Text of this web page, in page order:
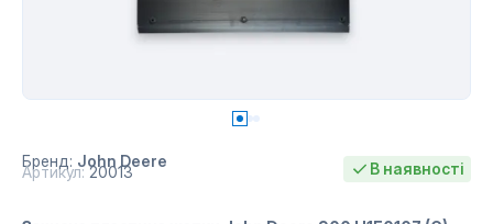
Бренд: John Deere
Артикул: 20013 В наявності